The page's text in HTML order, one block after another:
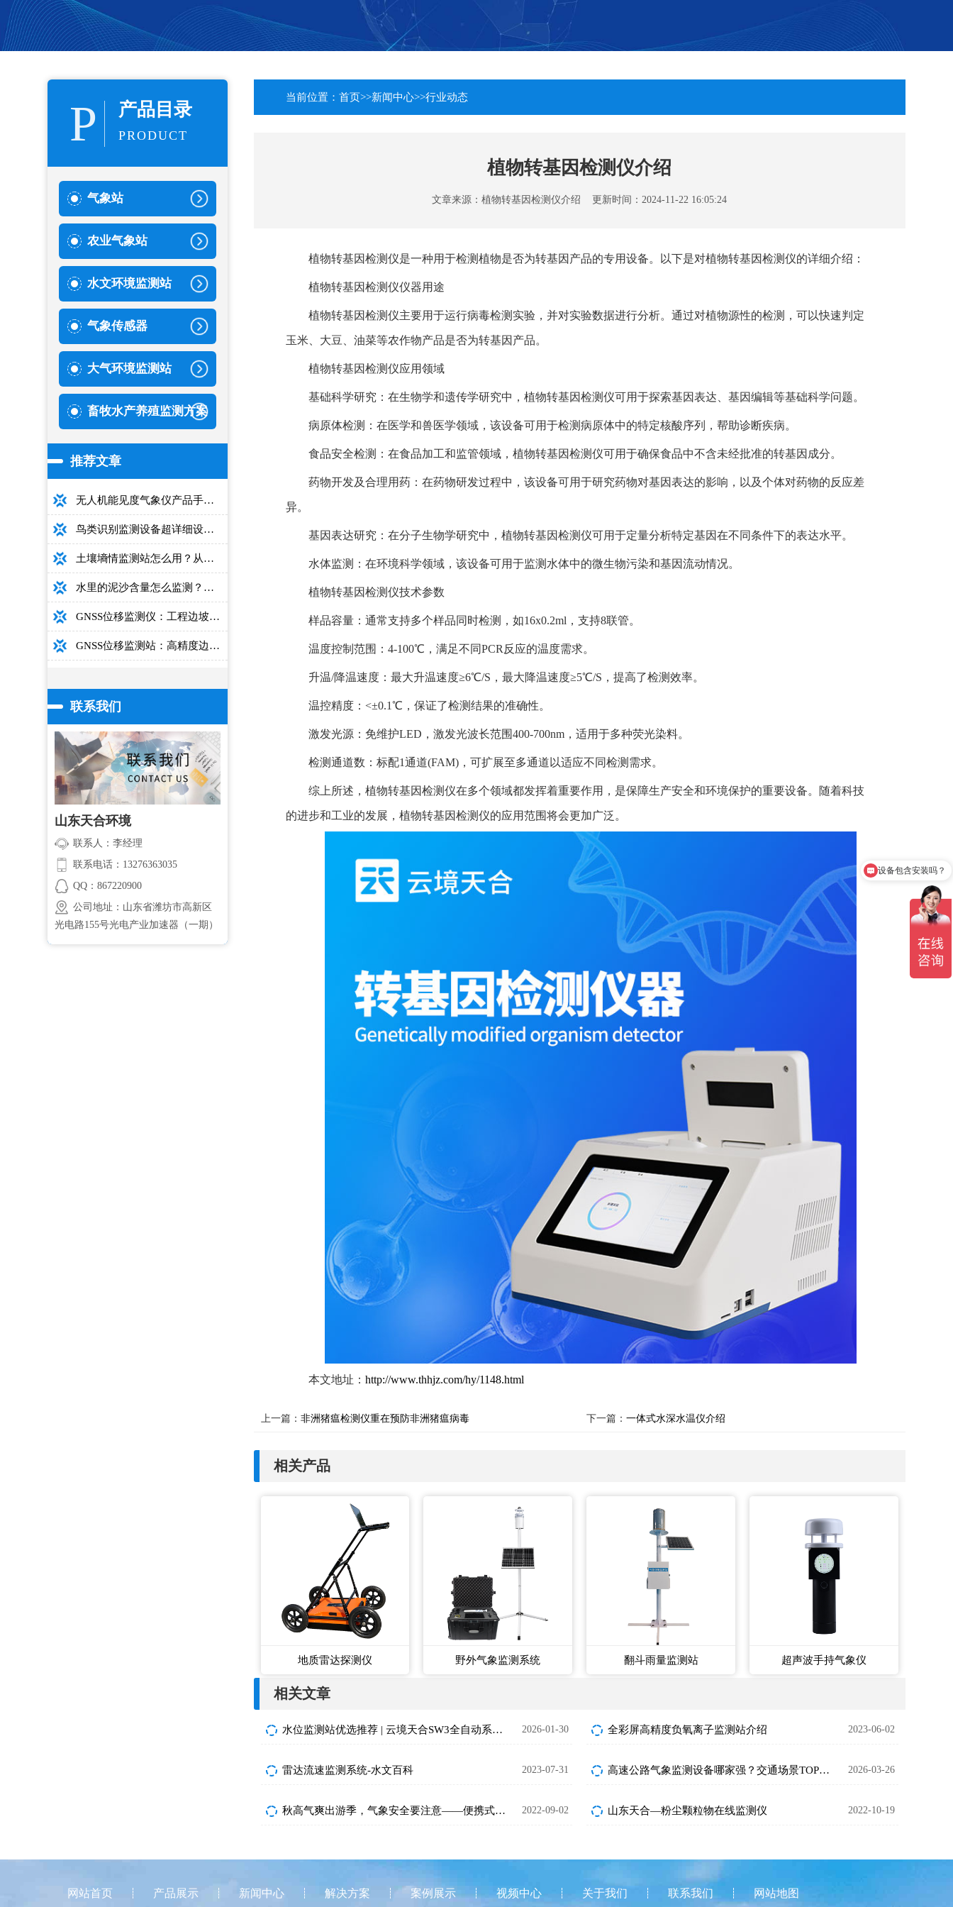
P 产品目录
PRODUCT
气象站
农业气象站
水文环境监测站
气象传感器
大气环境监测站
畜牧水产养殖监测方案
推荐文章
无人机能见度气象仪产品手册：型号推荐+详细性能参数+对比表+选购指南
鸟类识别监测设备超详细设备选型指南
土壤墒情监测站怎么用？从安装到数据解读的完整操作手册
水里的泥沙含量怎么监测？用这款光电测沙仪超方便！
GNSS位移监测仪：工程边坡毫米级高精度安全监测设备
GNSS位移监测站：高精度边坡大坝桥梁安全监测设备介绍
联系我们
山东天合环境
联系人：李经理
联系电话：13276363035
QQ：867220900
公司地址：山东省潍坊市高新区
光电路155号光电产业加速器（一期）
当前位置： 首页>>新闻中心>>行业动态
植物转基因检测仪介绍
文章来源：植物转基因检测仪介绍 更新时间：2024-11-22 16:05:24
植物转基因检测仪是一种用于检测植物是否为转基因产品的专用设备。以下是对植物转基因检测仪的详细介绍：
植物转基因检测仪仪器用途
植物转基因检测仪主要用于运行病毒检测实验，并对实验数据进行分析。通过对植物源性的检测，可以快速判定
玉米、大豆、油菜等农作物产品是否为转基因产品。
植物转基因检测仪应用领域
基础科学研究：在生物学和遗传学研究中，植物转基因检测仪可用于探索基因表达、基因编辑等基础科学问题。
病原体检测：在医学和兽医学领域，该设备可用于检测病原体中的特定核酸序列，帮助诊断疾病。
食品安全检测：在食品加工和监管领域，植物转基因检测仪可用于确保食品中不含未经批准的转基因成分。
药物开发及合理用药：在药物研发过程中，该设备可用于研究药物对基因表达的影响，以及个体对药物的反应差
异。
基因表达研究：在分子生物学研究中，植物转基因检测仪可用于定量分析特定基因在不同条件下的表达水平。
水体监测：在环境科学领域，该设备可用于监测水体中的微生物污染和基因流动情况。
植物转基因检测仪技术参数
样品容量：通常支持多个样品同时检测，如16x0.2ml，支持8联管。
温度控制范围：4-100℃，满足不同PCR反应的温度需求。
升温/降温速度：最大升温速度≥6℃/S，最大降温速度≥5℃/S，提高了检测效率。
温控精度：<±0.1℃，保证了检测结果的准确性。
激发光源：免维护LED，激发光波长范围400-700nm，适用于多种荧光染料。
检测通道数：标配1通道(FAM)，可扩展至多通道以适应不同检测需求。
综上所述，植物转基因检测仪在多个领域都发挥着重要作用，是保障生产安全和环境保护的重要设备。随着科技
的进步和工业的发展，植物转基因检测仪的应用范围将会更加广泛。
本文地址：http://www.thhjz.com/hy/1148.html
上一篇： 非洲猪瘟检测仪重在预防非洲猪瘟病毒 下一篇：一体式水深水温仪介绍
相关产品
地质雷达探测仪 野外气象监测系统 翻斗雨量监测站 超声波手持气象仪
相关文章
水位监测站优选推荐 | 云境天合SW3全自动系统，非接触监测更靠谱 2026-01-30 全彩屏高精度负氧离子监测站介绍 2023-06-02
雷达流速监测系统-水文百科 2023-07-31 高速公路气象监测设备哪家强？交通场景TOP3推荐 2026-03-26
秋高气爽出游季，气象安全要注意——便携式车载气象站推荐 2022-09-02 山东天合—粉尘颗粒物在线监测仪 2022-10-19
网站首页 产品展示 新闻中心 解决方案 案例展示 视频中心 关于我们 联系我们 网站地图
质保时间是多久？